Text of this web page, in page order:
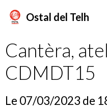
Ostal del Telh
Cantèra,
CDMDT15
Le 07/03/2023 de